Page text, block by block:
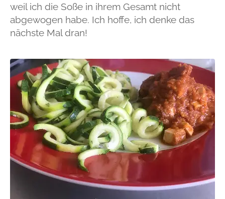
weil ich die Soße in ihrem Gesamt nicht
abgewogen habe. Ich hoffe, ich denke das
nächste Mal dran!